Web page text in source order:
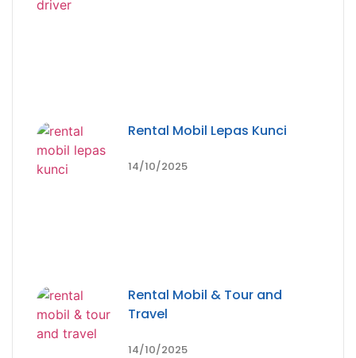
Rental Mobil Lepas Kunci
14/10/2025
Rental Mobil & Tour and
Travel
14/10/2025